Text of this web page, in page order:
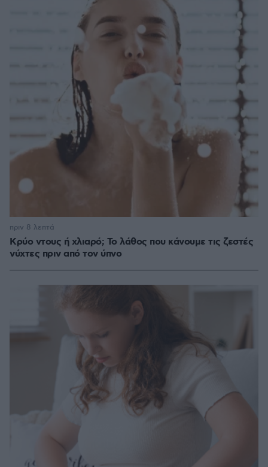
Κρύο ντους ή χλιαρό; Το λάθος που κάνουμε τις ζεστές
νύχτες πριν από τον ύπνο
πριν 8 λεπτά